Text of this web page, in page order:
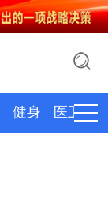
健身 医卫